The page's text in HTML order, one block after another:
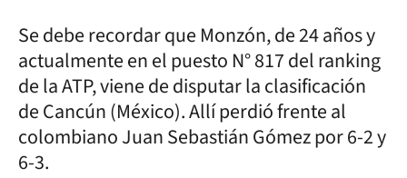
Se debe recordar que Monzón, de 24 años y
actualmente en el puesto N° 817 del ranking
de la ATP, viene de disputar la clasificación
de Cancún (México). Allí perdió frente al
colombiano Juan Sebastián Gómez por 6-2 y
6-3.